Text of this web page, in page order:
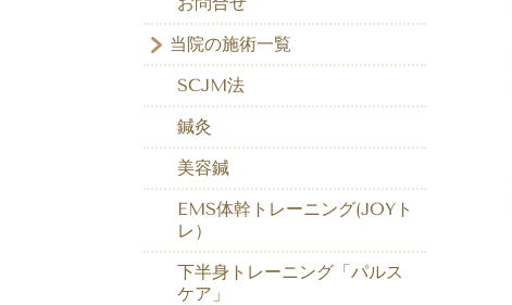
当院の施術一覧
SCJM法
鍼灸
美容鍼
EMS体幹トレーニング(JOYト
レ）
下半身トレーニング「パルス
ケア」